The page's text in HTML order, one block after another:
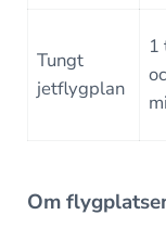
Tungt
jetflygplan
1
Om